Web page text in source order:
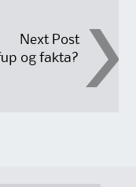
Next Post
og fakta?